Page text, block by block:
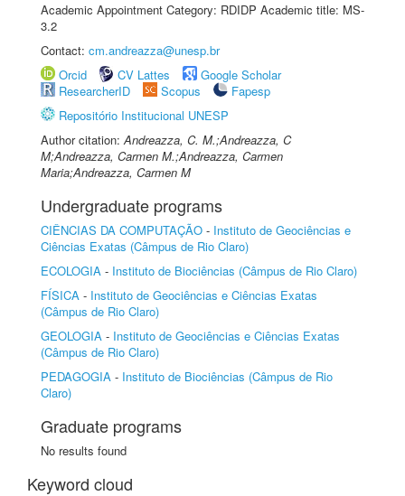
Academic Appointment Category: RDIDP Academic title: MS-
3.2
Contact: cm.andreazza@unesp.br
Orcid
CV Lattes
Google Scholar
ResearcherID
Scopus
Fapesp
Repositório Institucional UNESP
Author citation:Andreazza, C. M.;Andreazza, C
M;Andreazza, Carmen M.;Andreazza, Carmen
Maria;Andreazza, Carmen M
Undergraduate programs
CIÊNCIAS DA COMPUTAÇÃO - Instituto de Geociências e
Ciências Exatas (Câmpus de Rio Claro)
ECOLOGIA - Instituto de Biociências (Câmpus de Rio Claro)
FÍSICA - Instituto de Geociências e Ciências Exatas
(Câmpus de Rio Claro)
GEOLOGIA - Instituto de Geociências e Ciências Exatas
(Câmpus de Rio Claro)
PEDAGOGIA - Instituto de Biociências (Câmpus de Rio
Claro)
Graduate programs
No results found
Keyword cloud